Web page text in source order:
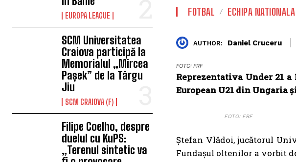
EUROPA LEAGUE
SCM Universitatea
Craiova participă la
Memorialul „Mircea
Pașek” de la Târgu
Jiu
SCM CRAIOVA (F)
Filipe Coelho, despre
duelul cu KuPS:
„Terenul sintetic va
FOTBAL ECHIPA NATIONALA
AUTHOR: Daniel Cruceru
FOTO: FRF
Reprezentativa Under 21
European U21 din Ungaria
FOTO: FRF
Ștefan Vlădoi, jucătorul
Fundașul oltenilor a vorbit